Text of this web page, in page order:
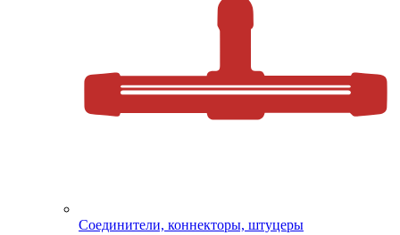
Соединители, коннекторы, штуцеры